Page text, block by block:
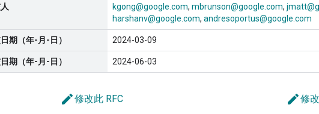
kgong@google.com mbrunson@google.com
harshanv@google.com andresoportus@google.com
期（年-月-日） 2024-03-09
期（年-月-日） 2024-06-03
edit修改此 RFC edit修